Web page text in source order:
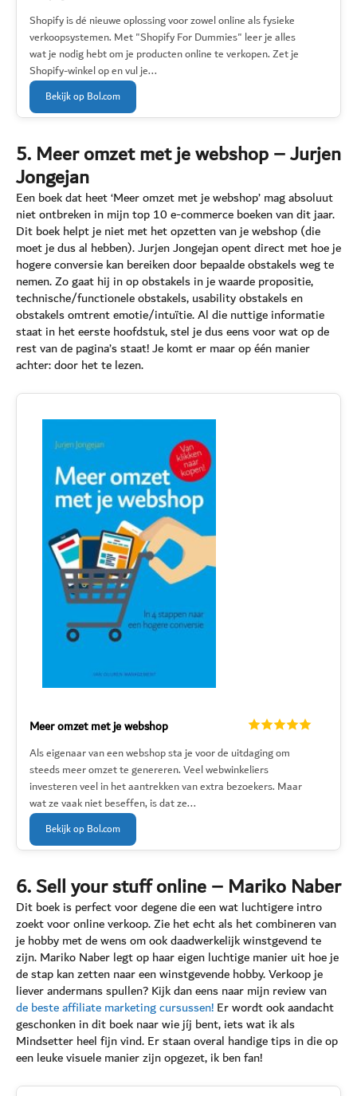
Shopify is dé nieuwe oplossing voor zowel online als fysieke
verkoopsystemen. Met "Shopify For Dummies" leer je alles
wat je nodig hebt om je producten online te verkopen. Zet je
Shopify-winkel op en vul je...
Bekijk op Bol.com
5. Meer omzet met je webshop – Jurjen
Jongejan
Een boek dat heet ‘Meer omzet met je webshop’ mag absoluut
niet ontbreken in mijn top 10 e-commerce boeken van dit jaar.
Dit boek helpt je niet met het opzetten van je webshop (die
moet je dus al hebben). Jurjen Jongejan opent direct met hoe je
hogere conversie kan bereiken door bepaalde obstakels weg te
nemen. Zo gaat hij in op obstakels in je waarde propositie,
technische/functionele obstakels, usability obstakels en
obstakels omtrent emotie/intuïtie. Al die nuttige informatie
staat in het eerste hoofdstuk, stel je dus eens voor wat op de
rest van de pagina’s staat! Je komt er maar op één manier
achter: door het te lezen.
Meer omzet met je webshop
Als eigenaar van een webshop sta je voor de uitdaging om
steeds meer omzet te genereren. Veel webwinkeliers
investeren veel in het aantrekken van extra bezoekers. Maar
wat ze vaak niet beseffen, is dat ze...
Bekijk op Bol.com
6. Sell your stuff online – Mariko Naber
Dit boek is perfect voor degene die een wat luchtigere intro
zoekt voor online verkoop. Zie het echt als het combineren van
je hobby met de wens om ook daadwerkelijk winstgevend te
zijn. Mariko Naber legt op haar eigen luchtige manier uit hoe je
de stap kan zetten naar een winstgevende hobby. Verkoop je
liever andermans spullen? Kijk dan eens naar mijn review van
de beste affiliate marketing cursussen!Er wordt ook aandacht
geschonken in dit boek naar wie jíj bent, iets wat ik als
Mindsetter heel fijn vind. Er staan overal handige tips in die op
een leuke visuele manier zijn opgezet, ik ben fan!